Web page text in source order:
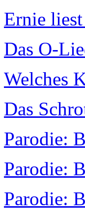
Ernie
Das O-
Welches
Das
Parodie:
Parodie:
Parodie: